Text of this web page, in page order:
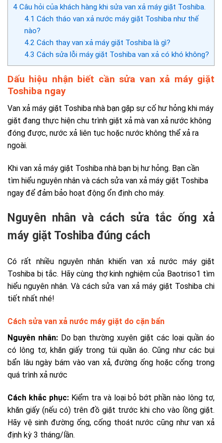
4 Câu hỏi của khách hàng khi sửa van xả máy giặt Toshiba.
4.1 Cách tháo van xả nước máy giặt Toshiba như thế
nào?
4.2 Cách thay van xả máy giặt Toshiba là gì?
4.3 Cách sửa lỗi máy giặt Toshiba van xả có khó không?
Dấu hiệu nhận biết cần sửa van xả máy giặt
Toshiba ngay
Van xả máy giặt Toshiba nhà bạn gặp sự cố hư hỏng khi máy
giặt đang thực hiện chu trình giặt xả mà van xả nước không
đóng được, nước xả liên tục hoặc nước không thể xả ra
ngoài.
Khi van xả máy giặt Toshiba nhà bạn bị hư hỏng. Bạn cần
tìm hiểu nguyên nhân và cách sửa van xả máy giặt Toshiba
ngay để đảm bảo hoạt động ổn định cho máy.
Nguyên nhân và cách sửa tắc ống xả
máy giặt Toshiba đúng cách
Có rất nhiều nguyên nhân khiến van xả nước máy giặt
Toshiba bị tắc. Hãy cùng thợ kinh nghiệm của Baotriso1 tìm
hiểu nguyên nhân. Và cáchsửa van xả máy giặt Toshibachi
tiết nhất nhé!
Cách sửa van xả nước máy giặt do cặn bẩn
Nguyên nhân: Do bạn thường xuyên giặt các loại quần áo
có lông tơ, khăn giấy trong túi quần áo. Cũng như các bụi
bẩn lâu ngày bám vào van xả, đường ống hoặc cống trong
quá trình xả nước
Cách khắc phục: Kiểm tra và loại bỏ bớt phần nào lông tơ,
khăn giấy (nếu có) trên đồ giặt trước khi cho vào lồng giặt.
Hãy vệ sinh đường ống, cống thoát nước cũng như van xả
định kỳ 3 tháng/lần.